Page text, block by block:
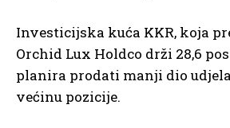
Investicijska kuća KKR, koja
Orchid Lux Holdco drži 28,6
planira prodati manji dio
većinu pozicije.